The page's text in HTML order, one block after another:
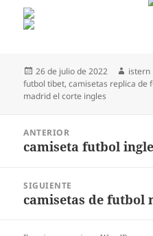
Publicado
el
26 de julio de 2022 Autor
istern
futbol tibet,camisetas replica de
madrid el corte ingles
entradas
ANTERIOR
Entrada
camiseta futbol
SIGUIENTE
Entrada
camisetas de futbol